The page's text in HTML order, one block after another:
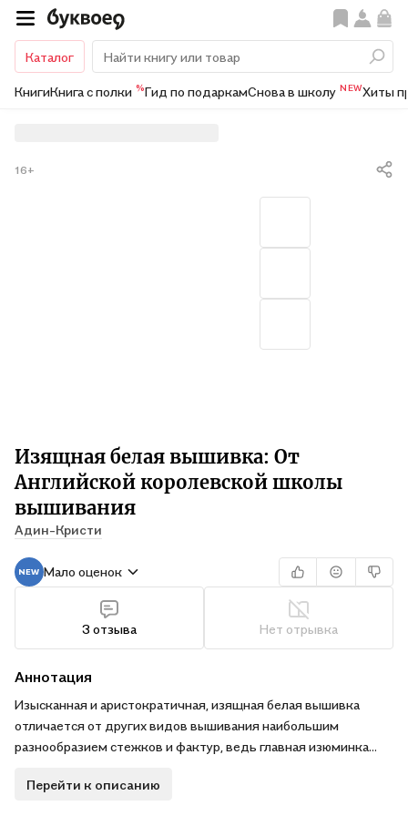
Каталог
КнигиКнига с полки %Гид по подаркамСнова в школу NEWХиты
Изящная белая вышивка: От
Английской королевской школы
вышивания
Адин-Кристи
16+
Мало оценок
3 отзыва Нет отрывка
Аннотация
Изысканная и аристократичная, изящная белая вышивка
отличается от других видов вышивания наибольшим
разнообразием стежков и фактур, ведь главная изюминка
выпускница Английской королевской школы вышивания,
Перейти к описанию